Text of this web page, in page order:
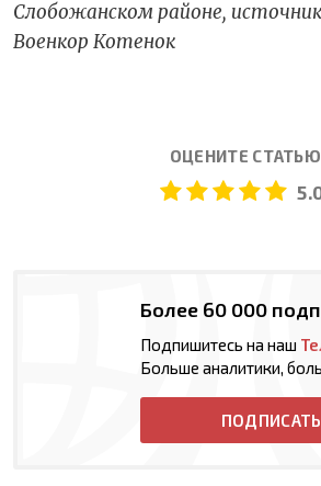
Слобожанском районе,
Военкор Котенок
ОЦЕНИТЕ СТАТЬЮ
Более 60 000
Подпишитесь на наш
Больше аналитики,